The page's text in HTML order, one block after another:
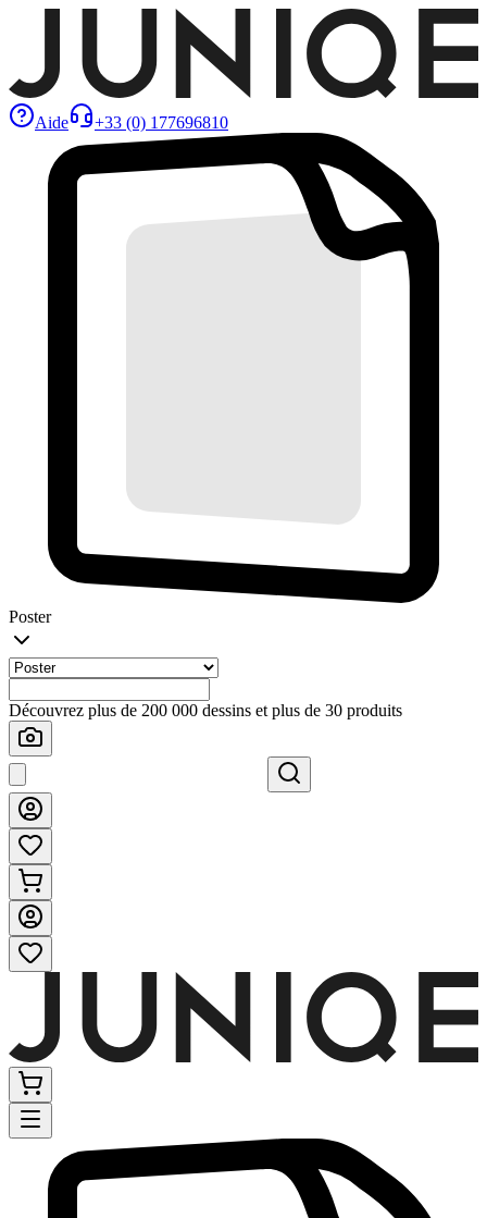
Aide +33 (0) 177696810
Poster
Découvrez plus de 200 000 dessins et plus de 30 produits